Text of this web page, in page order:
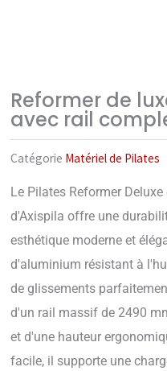
Reformer de
avec rail
Catégorie Matériel de Pilates
Le Pilates Reformer
d'Axispila offre une
esthétique moderne et
d'aluminium résistant à
de glissements
d'un rail massif de 2490
et d'une hauteur
facile, il supporte une